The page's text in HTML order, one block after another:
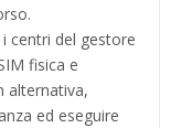
centri del gestore
fisica e
alternativa,
ed eseguire